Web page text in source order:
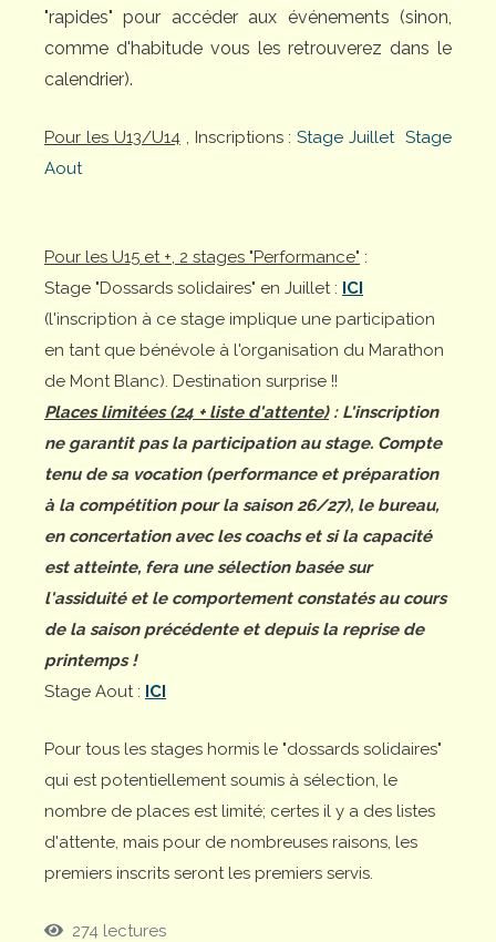
"rapides" pour accéder aux événements (sinon,
comme d'habitude vous les retrouverez dans le
calendrier).
Pour les U13/U14, Inscriptions :Stage Juillet Stage
Aout
Pour les U15 et +, 2 stages "Performance" :
Stage "Dossards solidaires" en Juillet : ICI
(l'inscription à ce stage implique une participation
en tant que bénévole à l'organisation du Marathon
de Mont Blanc). Destination surprise !!
Places limitées (24 + liste d'attente): L'inscription
ne garantit pas la participation au stage. Compte
tenu de sa vocation (performance et préparation
à la compétition pour la saison 26/27), le bureau,
en concertation avec les coachs et si la capacité
est atteinte, fera une sélection basée sur
l'assiduité et le comportement constatés au cours
de la saison précédente et depuis la reprise de
printemps !
Stage Aout : ICI
Pour tous les stages hormis le "dossards solidaires"
qui est potentiellement soumis à sélection, le
nombre de places est limité; certes il y a des listes
d'attente, mais pour de nombreuses raisons, les
premiers inscrits seront les premiers servis.
274 lectures